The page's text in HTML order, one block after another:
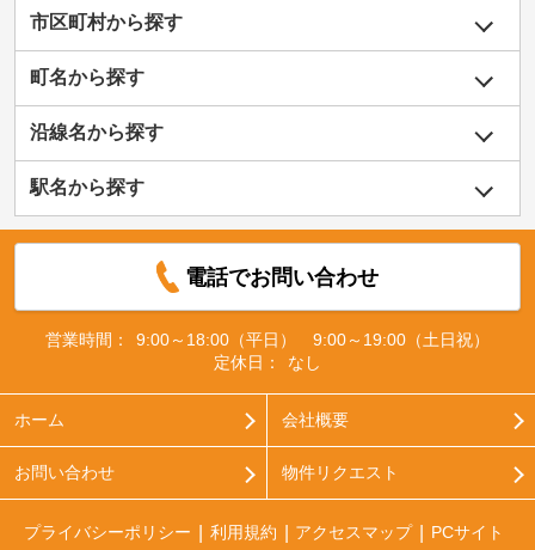
市区町村から探す
町名から探す
沿線名から探す
駅名から探す
電話でお問い合わせ
営業時間：
9:00～18:00（平日） 9:00～19:00（土日祝）
定休日：
なし
ホーム 会社概要
お問い合わせ 物件リクエスト
プライバシーポリシー 利用規約 アクセスマップ
PCサイト